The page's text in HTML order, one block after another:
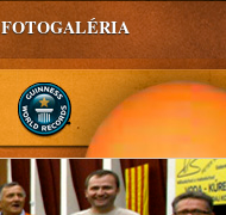
FOTOGALÉRIA